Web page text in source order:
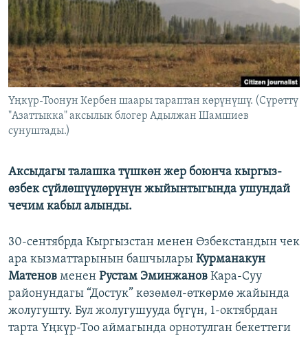
ЫҢГАЙСЫЗ СУРООЛОР
ЭЕ/АРнун бардык сайттары
Үңкүр-Тоонун Кербен шаары тараптан көрүнүшү. (Сүрөттү
"Азаттыкка" аксылык блогер Адылжан Шамшиев
сунуштады.)
Аксыдагы талашка түшкөн жер боюнча кыргыз-
өзбек сүйлөшүүлөрүнүн жыйынтыгында ушундай
чечим кабыл алынды.
30-сентябрда Кыргызстан менен Өзбекстандын чек
ара кызматтарынын башчылары Курманакун
Матенов менен Рустам Эминжанов Кара-Суу
районундагы “Достук” көзөмөл-өткөрмө жайында
жолугушту. Бул жолугушууда бүгүн, 1-октябрдан
тарта Үңкүр-Тоо аймагында орнотулган бекеттеги